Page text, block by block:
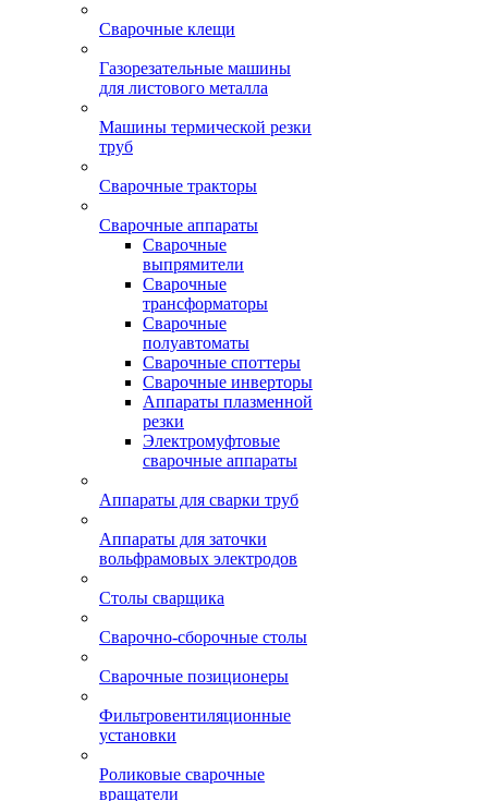
Сварочные клещи
Газорезательные машины
для листового металла
Машины термической резки
труб
Сварочные тракторы
Сварочные аппараты
Сварочные
выпрямители
Сварочные
трансформаторы
Сварочные
полуавтоматы
Сварочные споттеры
Сварочные инверторы
Аппараты плазменной
резки
Электромуфтовые
сварочные аппараты
Аппараты для сварки труб
Аппараты для заточки
вольфрамовых электродов
Столы сварщика
Сварочно-сборочные столы
Сварочные позиционеры
Фильтровентиляционные
установки
Роликовые сварочные
вращатели